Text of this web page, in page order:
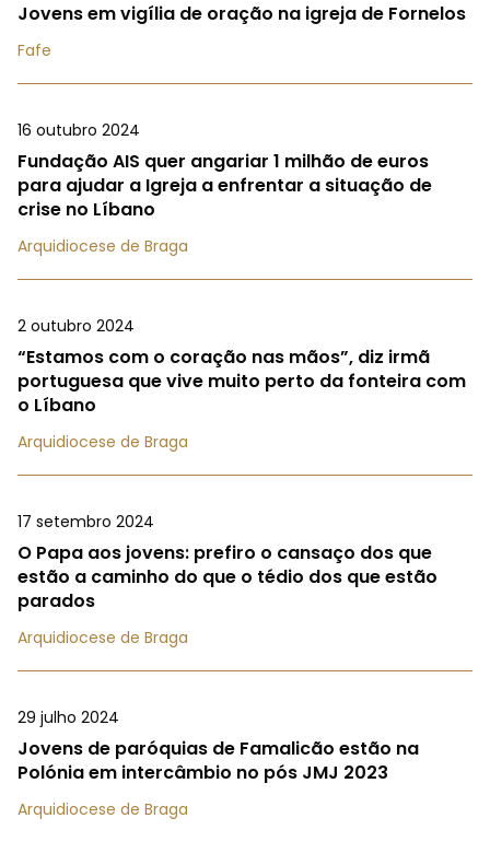
Jovens em vigília de oração na igreja de Fornelos
Fafe
16 outubro 2024
Fundação AIS quer angariar 1 milhão de euros
para ajudar a Igreja a enfrentar a situação de
crise no Líbano
Arquidiocese de Braga
2 outubro 2024
“Estamos com o coração nas mãos”, diz irmã
portuguesa que vive muito perto da fonteira com
o Líbano
Arquidiocese de Braga
17 setembro 2024
O Papa aos jovens: prefiro o cansaço dos que
estão a caminho do que o tédio dos que estão
parados
Arquidiocese de Braga
29 julho 2024
Jovens de paróquias de Famalicão estão na
Polónia em intercâmbio no pós JMJ 2023
Arquidiocese de Braga